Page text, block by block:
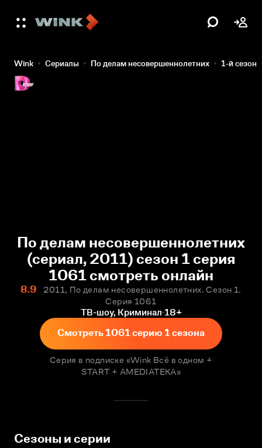
Wink Сериалы По делам несовершеннолетних 1-й сезон
По делам несовершеннолетних
(сериал, 2011) сезон 1 серия
1061 смотреть онлайн
8.9
2011, По делам несовершеннолетних. Сезон 1.
Серия 1061
ТВ-шоу, Криминал 18+
Смотреть 1061 серию 1 сезона
Серия в подписке «Wink Всё в одном +
START + AMEDIATEKA»
Сезоны и серии